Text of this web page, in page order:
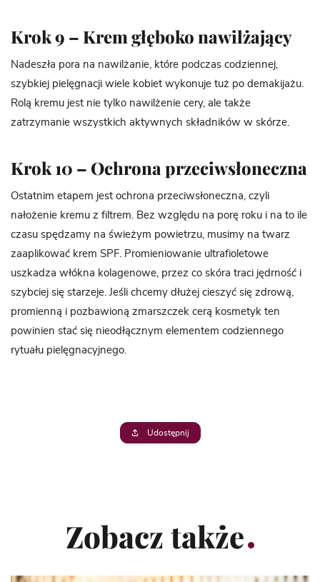
Krok 9 – Krem głęboko nawilżający
Nadeszła pora na nawilżanie, które podczas codziennej,
szybkiej pielęgnacji wiele kobiet wykonuje tuż po demakijażu.
Rolą kremu jest nie tylko nawilżenie cery, ale także
zatrzymanie wszystkich aktywnych składników w skórze.
Krok 10 – Ochrona przeciwsłoneczna
Ostatnim etapem jest ochrona przeciwsłoneczna, czyli
nałożenie kremu z filtrem. Bez względu na porę roku i na to ile
czasu spędzamy na świeżym powietrzu, musimy na twarz
zaaplikować krem SPF. Promieniowanie ultrafioletowe
uszkadza włókna kolagenowe, przez co skóra traci jędrność i
szybciej się starzeje. Jeśli chcemy dłużej cieszyć się zdrową,
promienną i pozbawioną zmarszczek cerą kosmetyk ten
powinien stać się nieodłącznym elementem codziennego
rytuału pielęgnacyjnego.
Udostępnij
Zobacz także